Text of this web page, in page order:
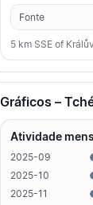
Fonte
5 km SSE of
Gráficos –
Atividade
2025-09
2025-10
2025-11